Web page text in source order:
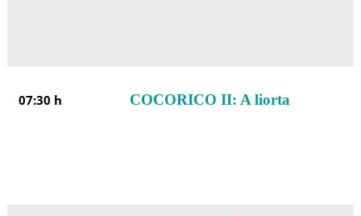
07:30 h COCORICO II: A liorta